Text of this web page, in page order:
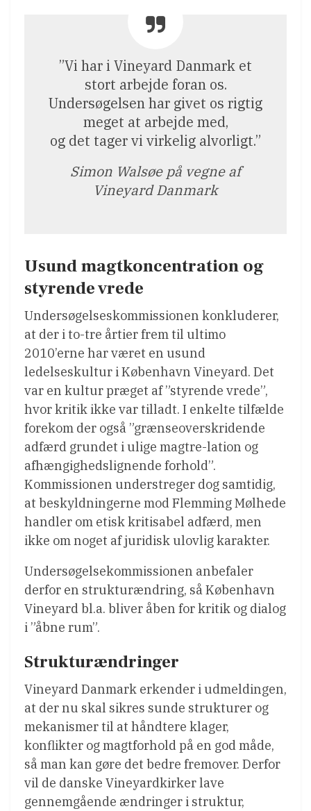
”Vi har i Vineyard Danmark et
stort arbejde foran os.
Undersøgelsen har givet os rigtig
meget at arbejde med,
og det tager vi virkelig alvorligt.”
Simon Walsøe på vegne af
Vineyard Danmark
Usund magtkoncentration og
styrende vrede
Undersøgelseskommissionen konkluderer,
at der i to-tre årtier frem til ultimo
2010’erne har været en usund
ledelseskultur i København Vineyard. Det
var en kultur præget af ”styrende vrede”,
hvor kritik ikke var tilladt. I enkelte tilfælde
forekom der også ”grænseoverskridende
adfærd grundet i ulige magtre-lation og
afhængighedslignende forhold”.
Kommissionen understreger dog samtidig,
at beskyldningerne mod Flemming Mølhede
handler om etisk kritisabel adfærd, men
ikke om noget af juridisk ulovlig karakter.
Undersøgelsekommissionen anbefaler
derfor en strukturændring, så København
Vineyard bl.a. bliver åben for kritik og dialog
i ”åbne rum”.
Strukturændringer
Vineyard Danmark erkender i udmeldingen,
at der nu skal sikres sunde strukturer og
mekanismer til at håndtere klager,
konflikter og magtforhold på en god måde,
så man kan gøre det bedre fremover. Derfor
vil de danske Vineyardkirker lave
gennemgående ændringer i struktur,